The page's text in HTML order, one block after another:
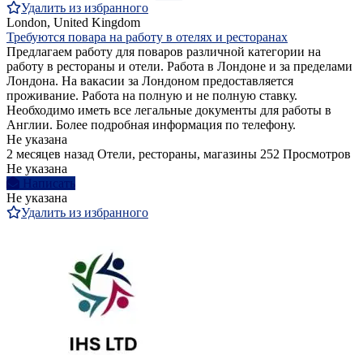
Удалить из избранного
London, United Kingdom
Требуются повара на работу в отелях и ресторанах
Предлагаем работу для поваров различной категории на
работу в рестораны и отели. Работа в Лондоне и за пределами
Лондона. На вакасии за Лондоном предоставляется
проживание. Работа на полную и не полную ставку.
Необходимо иметь все легальные документы для работы в
Англии. Более подробная информация по телефону.
Не указана
2 месяцев назад Отели, рестораны, магазины 252 Просмотров
Не указана
Написать
Не указана
Удалить из избранного